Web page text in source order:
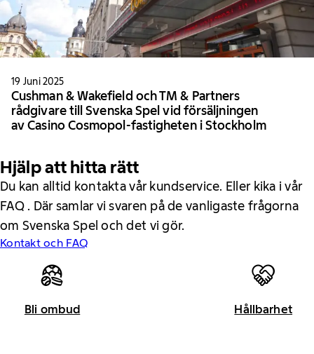
19 Juni 2025
Cushman & Wakefield och TM & Partners
rådgivare till Svenska Spel vid försäljningen
av Casino Cosmopol-fastigheten i Stockholm
Hjälp att hitta rätt
Du kan alltid kontakta vår kundservice. Eller kika i vår
FAQ . Där samlar vi svaren på de vanligaste frågorna
om Svenska Spel och det vi gör.
Kontakt och FAQ
Bli ombud Hållbarhet